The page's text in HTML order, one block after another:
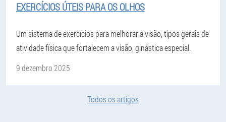
EXERCÍCIOS ÚTEIS PARA OS OLHOS
Um sistema de exercícios para melhorar a visão, tipos gerais de
atividade física que fortalecem a visão, ginástica especial.
9 dezembro 2025
Todos os artigos